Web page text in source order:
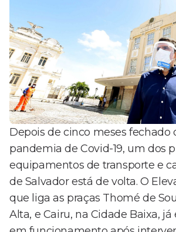
Depois de cinco meses fechado
pandemia de Covid-19, um dos
equipamentos de transporte e
de Salvador está de volta. O
que liga as praças Thomé de
Alta, e Cairu, na Cidade Baixa,